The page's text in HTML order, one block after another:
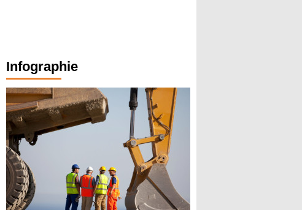
Infographie